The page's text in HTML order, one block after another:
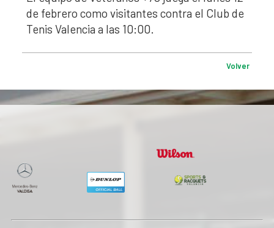
de febrero como visitantes contra el Club de
Tenis Valencia a las 10:00.
Volver